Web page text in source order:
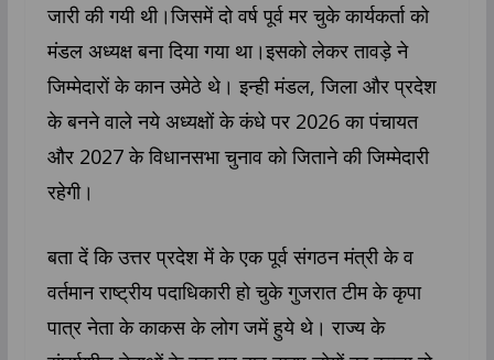
जारी की गयी थी।जिसमें दो वर्ष पूर्व मर चुके कार्यकर्ता को
मंडल अध्यक्ष बना दिया गया था।इसको लेकर तावड़े ने
जिम्मेदारों के कान उमेठे थे। इन्ही मंडल, जिला और प्रदेश
के बनने वाले नये अध्यक्षों के कंधे पर 2026 का पंचायत
और 2027 के विधानसभा चुनाव को जिताने की जिम्मेदारी
रहेगी।
बता दें कि उत्तर प्रदेश में के एक पूर्व संगठन मंत्री के व
वर्तमान राष्ट्रीय पदाधिकारी हो चुके गुजरात टीम के कृपा
पात्र नेता के काकस के लोग जमें हुये थे। राज्य के